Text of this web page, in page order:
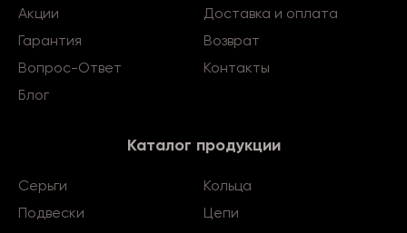
Акции
Доставка и оплата
Гарантия
Возврат
Вопрос-Ответ
Контакты
Блог
Каталог продукции
Серьги
Кольца
Подвески
Цепи